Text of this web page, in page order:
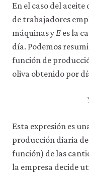
Aceptar
solo
cookies
necesarias
Aceptar
todas
En el caso del aceite
de trabajadores
máquinas yE es la
día. Podemos
función de
oliva obtenido por
Esta expresión es
producción diaria
función) de las
la empresa decide